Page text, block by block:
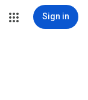
Sign in